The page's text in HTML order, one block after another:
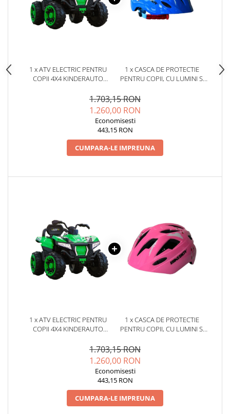
1 x ATV ELECTRIC PENTRU
COPII 4X4 KINDERAUTO
LOCURI, 180W 12V,
TELECOMANDA INCLUSA, 3-9
ANI, BLUETOOTH, VERDE
1 x CASCA DE PROTECTIE
PENTRU COPII, CU LUMINI SI
1.703,15 RON
1.260,00 RON
Economisesti
443,15 RON
CUMPARA-LE IMPREUNA
1 x ATV ELECTRIC PENTRU
COPII 4X4 KINDERAUTO
LOCURI, 180W 12V,
TELECOMANDA INCLUSA, 3-9
ANI, BLUETOOTH, VERDE
1 x CASCA DE PROTECTIE
PENTRU COPII, CU LUMINI SI
1.703,15 RON
1.260,00 RON
Economisesti
443,15 RON
CUMPARA-LE IMPREUNA